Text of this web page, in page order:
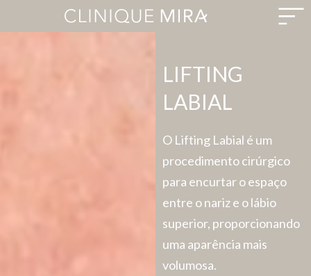
LIFTING
LABIAL
O Lifting Labial é um
procedimento cirúrgico
para encurtar o espaço
entre o nariz e o lábio
superior, proporcionando
uma aparência mais
volumosa.